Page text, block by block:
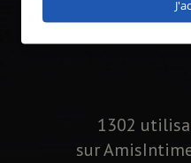
1302
sur